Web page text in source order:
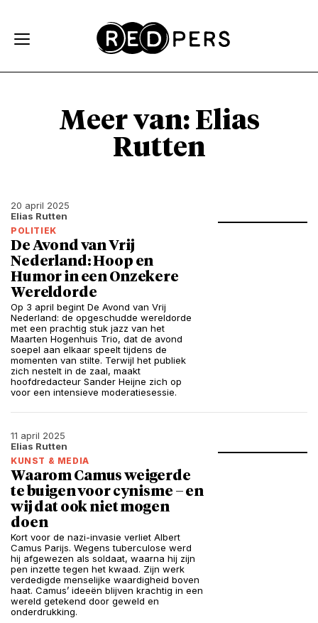
Meer van: Elias
Rutten
20 april 2025
Elias Rutten
POLITIEK
De Avond van Vrij
Nederland: Hoop en
Humor in een Onzekere
Wereldorde
Op 3 april begint De Avond van Vrij
Nederland: de opgeschudde wereldorde
met een prachtig stuk jazz van het
Maarten Hogenhuis Trio, dat de avond
soepel aan elkaar speelt tijdens de
momenten van stilte. Terwijl het publiek
zich nestelt in de zaal, maakt
hoofdredacteur Sander Heijne zich op
voor een intensieve moderatiesessie.
11 april 2025
Elias Rutten
KUNST & MEDIA
Waarom Camus weigerde
te buigen voor cynisme – en
wij dat ook niet mogen
doen
Kort voor de nazi-invasie verliet Albert
Camus Parijs. Wegens tuberculose werd
hij afgewezen als soldaat, waarna hij zijn
pen inzette tegen het kwaad. Zijn werk
verdedigde menselijke waardigheid boven
haat. Camus’ ideeën blijven krachtig in een
wereld getekend door geweld en
onderdrukking.